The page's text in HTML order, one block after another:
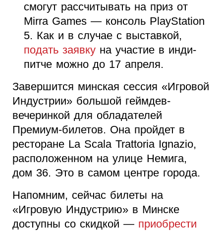
смогут рассчитывать на приз от
Mirra Games — консоль PlayStation
5. Как и в случае с выставкой,
подать заявкуна участие в инди-
питче можно до 17 апреля.
Завершится минская сессия «Игровой
Индустрии» большой геймдев-
вечеринкой для обладателей
Премиум-билетов. Она пройдет в
ресторане La Scala Trattoria Ignazio,
расположенном на улице Немига,
дом 36. Это в самом центре города.
Напомним, сейчас билеты на
«Игровую Индустрию» в Минске
доступны со скидкой — приобрести